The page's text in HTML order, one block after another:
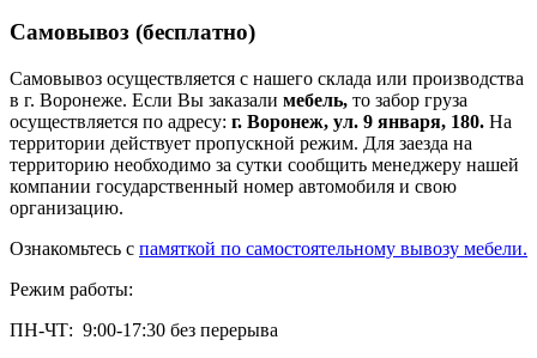
Самовывоз (бесплатно)
Самовывоз осуществляется с нашего склада или производства
в г. Воронеже. Если Вы заказали мебель, то забор груза
осуществляется по адресу: г. Воронеж, ул. 9 января, 180. На
территории действует пропускной режим. Для заезда на
территорию необходимо за сутки сообщить менеджеру нашей
компании государственный номер автомобиля и свою
организацию.
Ознакомьтесь с памяткой по самостоятельному вывозу мебели.
Режим работы:
ПН-ЧТ: 9:00-17:30 без перерыва